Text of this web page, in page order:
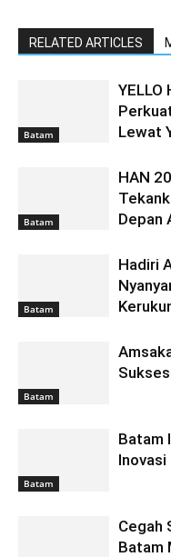
RELATED ARTICLES
Batam
YELLO
Lewat
Batam
HAN
Depan
Batam
Hadiri
Batam
Batam
Batam
Cegah
Batam